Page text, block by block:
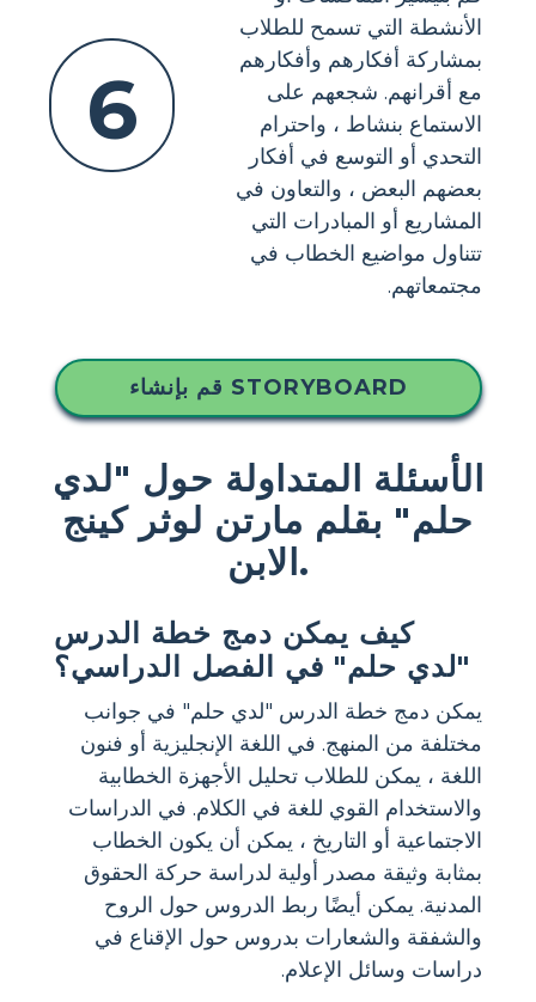
6
الأنشطة التي تسمح للطلاب
بمشاركة أفكارهم وأفكارهم
مع أقرانهم. شجعهم على
الاستماع بنشاط ، واحترام
التحدي أو التوسع في أفكار
بعضهم البعض ، والتعاون في
المشاريع أو المبادرات التي
تتناول مواضيع الخطاب في
مجتمعاتهم.
قم بإنشاء STORYBOARD
الأسئلة المتداولة حول "لدي
حلم" بقلم مارتن لوثر كينج
الابن.
كيف يمكن دمج خطة الدرس
"لدي حلم" في الفصل الدراسي؟
يمكن دمج خطة الدرس "لدي حلم" في جوانب
مختلفة من المنهج. في اللغة الإنجليزية أو فنون
اللغة ، يمكن للطلاب تحليل الأجهزة الخطابية
والاستخدام القوي للغة في الكلام. في الدراسات
الاجتماعية أو التاريخ ، يمكن أن يكون الخطاب
بمثابة وثيقة مصدر أولية لدراسة حركة الحقوق
المدنية. يمكن أيضًا ربط الدروس حول الروح
والشفقة والشعارات بدروس حول الإقناع في
دراسات وسائل الإعلام.